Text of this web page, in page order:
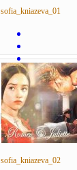
sofia_kniazeva_01
sofia_kniazeva_02